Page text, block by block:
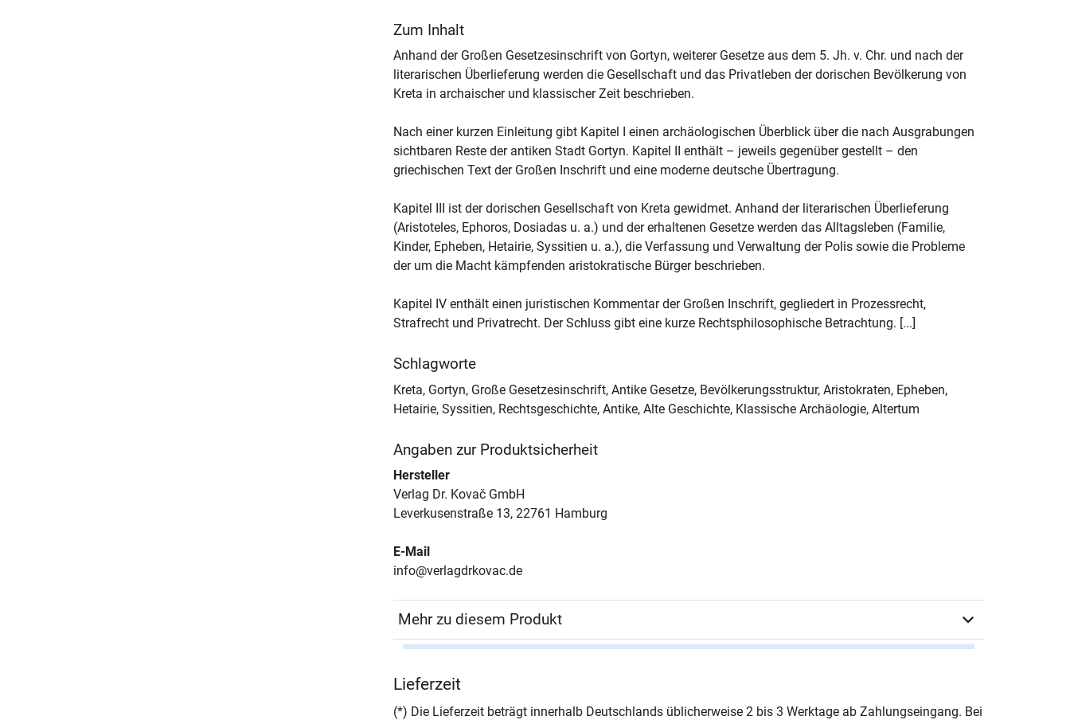
Zum Inhalt
Anhand der Großen Gesetzesinschrift von Gortyn, weiterer Gesetze aus dem 5. Jh. v. Chr. und nach der
literarischen Überlieferung werden die Gesellschaft und das Privatleben der dorischen Bevölkerung von
Kreta in archaischer und klassischer Zeit beschrieben.
Nach einer kurzen Einleitung gibt Kapitel I einen archäologischen Überblick über die nach Ausgrabungen
sichtbaren Reste der antiken Stadt Gortyn. Kapitel II enthält – jeweils gegenüber gestellt – den
griechischen Text der Großen Inschrift und eine moderne deutsche Übertragung.
Kapitel III ist der dorischen Gesellschaft von Kreta gewidmet. Anhand der literarischen Überlieferung
(Aristoteles, Ephoros, Dosiadas u. a.) und der erhaltenen Gesetze werden das Alltagsleben (Familie,
Kinder, Epheben, Hetairie, Syssitien u. a.), die Verfassung und Verwaltung der Polis sowie die Probleme
der um die Macht kämpfenden aristokratische Bürger beschrieben.
Kapitel IV enthält einen juristischen Kommentar der Großen Inschrift, gegliedert in Prozessrecht,
Strafrecht und Privatrecht. Der Schluss gibt eine kurze Rechtsphilosophische Betrachtung. [...]
Schlagworte
Kreta, Gortyn, Große Gesetzesinschrift, Antike Gesetze, Bevölkerungsstruktur, Aristokraten, Epheben,
Hetairie, Syssitien, Rechtsgeschichte, Antike, Alte Geschichte, Klassische Archäologie, Altertum
Angaben zur Produktsicherheit
Hersteller
Verlag Dr. Kovač GmbH
Leverkusenstraße 13, 22761 Hamburg
E-Mail
info@verlagdrkovac.de
Mehr zu diesem Produkt
Seiten 124
Lieferzeit
(*) Die Lieferzeit beträgt innerhalb Deutschlands üblicherweise 2 bis 3 Werktage ab Zahlungseingang. Bei